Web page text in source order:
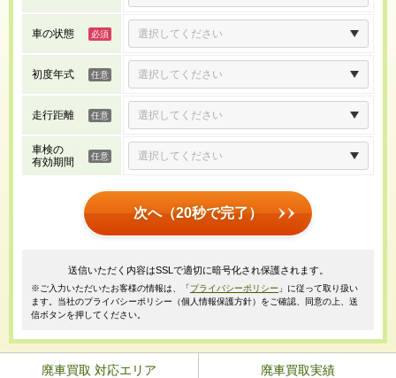
車の状態
初度年式
走行距離
車検の
有効期間
次へ（20秒で完了）
送信いただく内容はSSLで適切に暗号化され保護されます。
※ご入力いただいたお客様の情報は、「プライバシーポリシー 」に従って取り扱い
ます。当社のプライバシーポリシー（個人情報保護方針）をご確認、同意の上、送
信ボタンを押してください。
廃車買取 対応エリア 廃車買取実績